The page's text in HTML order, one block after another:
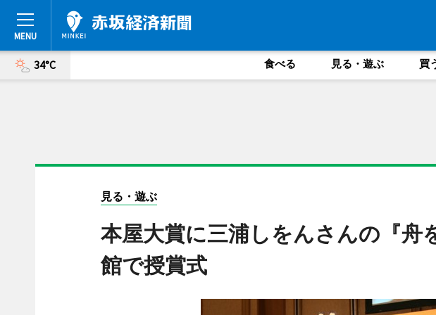
34°C 食べる 見る・遊ぶ 買
見る・遊ぶ
本屋大賞に三浦しをんさんの『舟
館で授賞式